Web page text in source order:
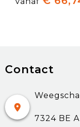
Contact
7324 BE